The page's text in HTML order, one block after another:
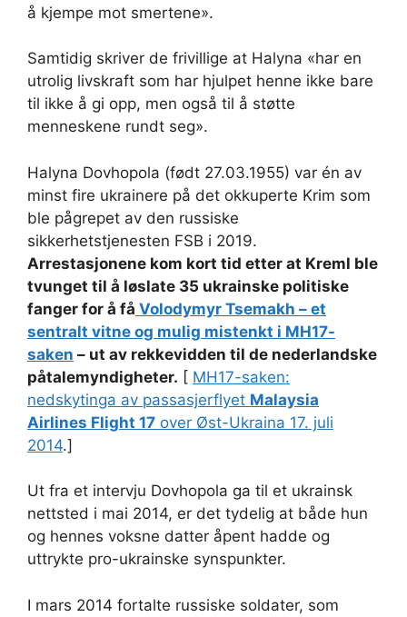
å kjempe mot smertene».
Samtidig skriver de frivillige at Halyna «har en
utrolig livskraft som har hjulpet henne ikke bare
til ikke å gi opp, men også til å støtte
menneskene rundt seg».
Halyna Dovhopola (født 27.03.1955) var én av
minst fire ukrainere på det okkuperte Krim som
ble pågrepet av den russiske
sikkerhetstjenesten FSB i 2019.
Arrestasjonene kom kort tid etter at Kreml ble
tvunget til å løslate 35 ukrainske politiske
fanger for å få Volodymyr Tsemakh – et
sentralt vitne og mulig mistenkt i MH17-
saken – ut av rekkevidden til de nederlandske
påtalemyndigheter. [ MH17-saken:
nedskytinga av passasjerflyet Malaysia
Airlines Flight 17 over Øst-Ukraina 17. juli
2014.]
Ut fra et intervju Dovhopola ga til et ukrainsk
nettsted i mai 2014, er det tydelig at både hun
og hennes voksne datter åpent hadde og
uttrykte pro-ukrainske synspunkter.
I mars 2014 fortalte russiske soldater, som